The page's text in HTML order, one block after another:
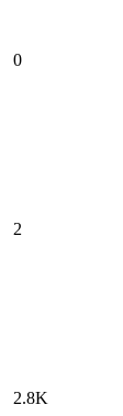
0
2
2.8K